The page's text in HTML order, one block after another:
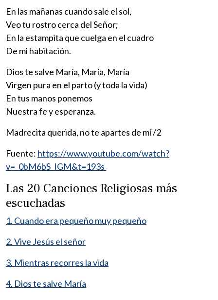
En las mañanas cuando sale el sol,
Veo tu rostro cerca del Señor;
En la estampita que cuelga en el cuadro
De mi habitación.
Dios te salve María, María, María
Virgen pura en el parto (y toda la vida)
En tus manos ponemos
Nuestra fe y esperanza.
Madrecita querida, no te apartes de mí /2
Fuente: https://www.youtube.com/watch?
v=_0bM6bS_IGM&t=193s
Las 20 Canciones Religiosas más
escuchadas
1. Cuando era pequeño muy pequeño
2. Vive Jesús el señor
3. Mientras recorres la vida
4. Dios te salve María